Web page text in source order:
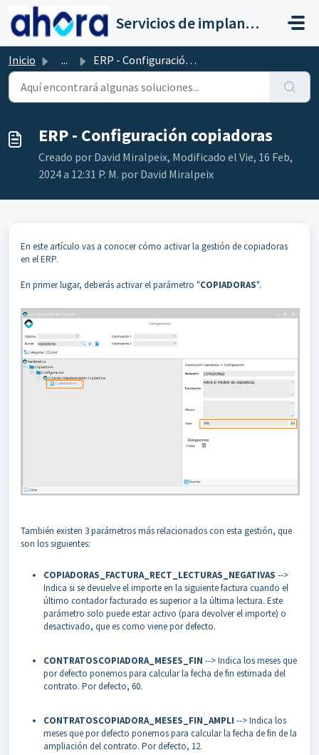
Saltar al contenido principal
Servicios de implantación a clientes de Ahora
Inicio ... ERP - Configuración copiadoras
ERP - Configuración copiadoras
Creado por David Miralpeix, Modificado el Vie, 16 Feb,
2024 a 12:31 P. M. por David Miralpeix
En este artículo vas a conocer cómo activar la gestión de copiadoras
en el ERP.
En primer lugar, deberás activar el parámetro "COPIADORAS".
También existen 3 parámetros más relacionados con esta gestión, que
son los siguientes:
COPIADORAS_FACTURA_RECT_LECTURAS_NEGATIVAS -->
Indica si se devuelve el importe en la siguiente factura cuando el
último contador facturado es superior a la última lectura. Este
parámetro solo puede estar activo (para devolver el importe) o
desactivado, que es como viene por defecto.
CONTRATOSCOPIADORA_MESES_FIN --> Indica los meses que
por defecto ponemos para calcular la fecha de fin estimada del
contrato. Por defecto, 60.
CONTRATOSCOPIADORA_MESES_FIN_AMPLI --> Indica los
meses que por defecto ponemos para calcular la fecha de fin de la
ampliación del contrato. Por defecto, 12.